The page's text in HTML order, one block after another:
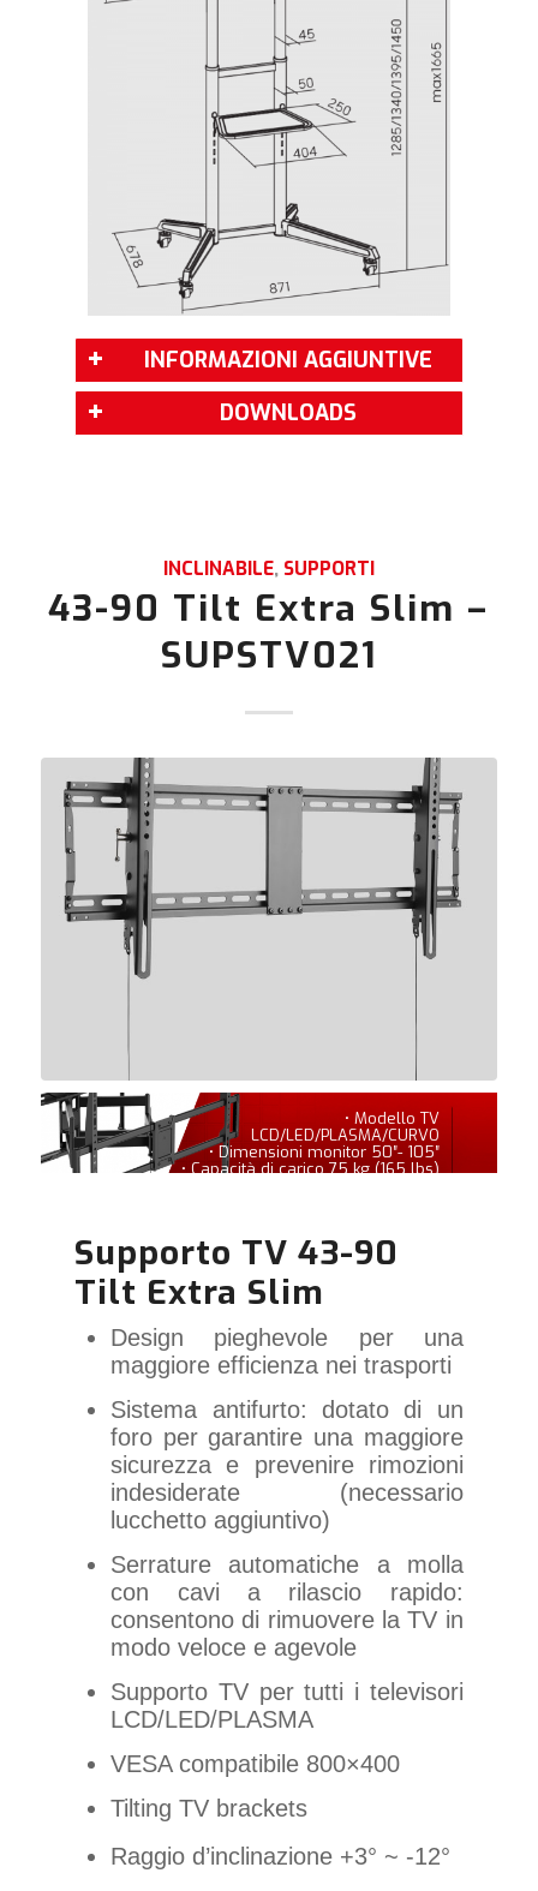
INFORMAZIONI AGGIUNTIVE
DOWNLOADS
INCLINABILE, SUPPORTI
43-90 Tilt Extra Slim –
SUPSTV021
• Modello TV
LCD/LED/PLASMA/CURVO
• Dimensioni monitor 50″- 105″
• Capacità di carico 75 kg (165 lbs)
Supporto TV 43-90
Tilt Extra Slim
Design pieghevole per una
maggiore efficienza nei trasporti
Sistema antifurto: dotato di un
foro per garantire una maggiore
sicurezza e prevenire rimozioni
indesiderate (necessario
lucchetto aggiuntivo)
Serrature automatiche a molla
con cavi a rilascio rapido:
consentono di rimuovere la TV in
modo veloce e agevole
Supporto TV per tutti i televisori
LCD/LED/PLASMA
VESA compatibile 800×400
Tilting TV brackets
Raggio d’inclinazione +3° ~ -12°